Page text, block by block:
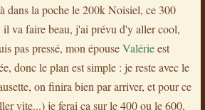
dans la poche le 200k Noisiel, ce 300
il va faire beau, j'ai prévu d'y aller cool,
pas pressé, mon épouseValérieest
donc le plan est simple : je reste avec le
on finira bien par arriver, et pour ce
vite...) je ferai ça sur le 400 ou le 600,